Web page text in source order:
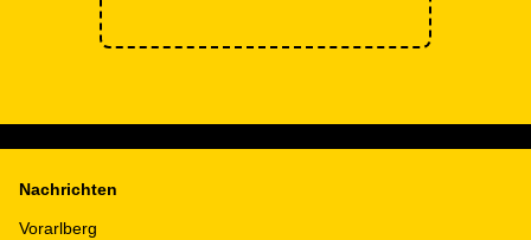
Nachrichten
Vorarlberg